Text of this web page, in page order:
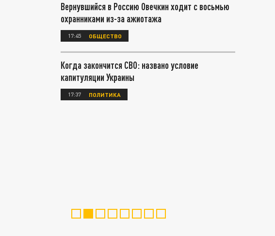
Вернувшийся в Россию Овечкин ходит с восьмью
охранниками из-за ажиотажа
17:45 ОБЩЕСТВО
Когда закончится СВО: названо условие
капитуляции Украины
17:37 ПОЛИТИКА